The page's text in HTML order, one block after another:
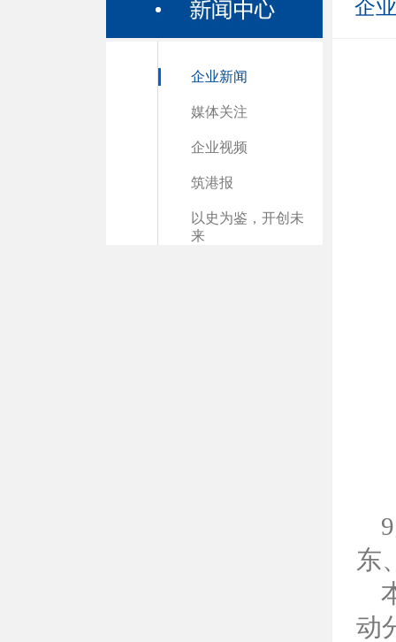
企业新闻
媒体关注
企业视频
筑港报
以史为鉴，开创未
来
企
东
动